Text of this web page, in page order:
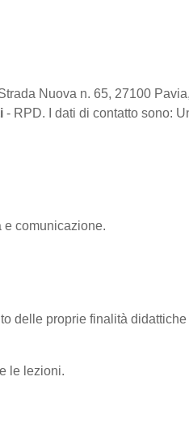
Nuova n. 65, 27100
- RPD. I dati di contatto sono:
e comunicazione.
delle proprie finalità
le lezioni.